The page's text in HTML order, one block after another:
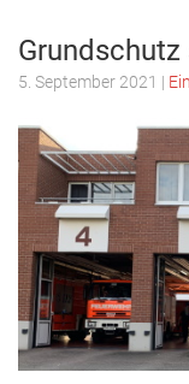
5. September 2021 |